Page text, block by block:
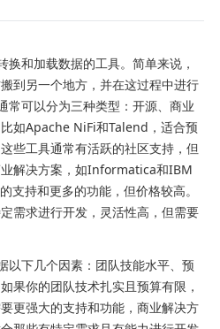
换和加载数据的工具。简单来说，
到另一个地方，并在这过程中进行
常可以分为三种类型：开源、商业
如Apache NiFi和Talend，适合预
些工具通常有活跃的社区支持，但
解决方案，如Informatica和IBM
支持和更多的功能，但价格较高。
需求进行开发，灵活性高，但需要
以下几个因素：团队技能水平、预
果你的团队技术扎实且预算有限，
更强大的支持和功能，商业解决方